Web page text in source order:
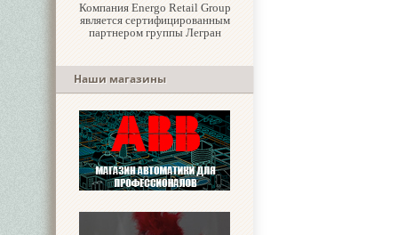
Компания Energo Retail Group
является сертифицированным
партнером группы Легран
Наши магазины